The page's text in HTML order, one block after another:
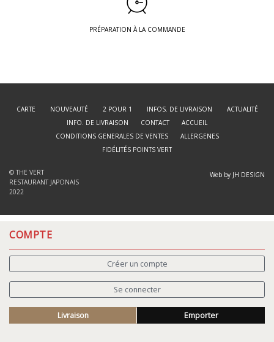
PRÉPARATION À LA COMMANDE
CARTE NOUVEAUTÉ 2 POUR 1 INFOS. DE LIVRAISON
ACTUALITÉ
INFO. DE LIVRAISON
CONTACT
ACCUEIL
CONDITIONS GENERALES DE VENTES
ALLERGENES
FIDÉLITÉS POINTS VERT
© THE VERT
RESTAURANT JAPONAIS
2022
Web by JH DESIGN
COMPTE
Créer un compte
Se connecter
Livraison Emporter